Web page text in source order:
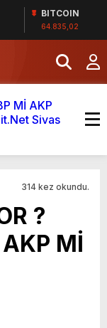
BITCOIN
64.835,02
314 kez okundu.
?
Mİ